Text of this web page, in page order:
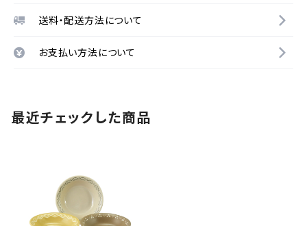
送料・配送方法について
お支払い方法について
最近チェックした商品